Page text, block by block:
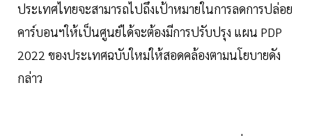
ประเทศไทยจะสามารถไปถึงเป้าหมายในการลดการปล่อย
คาร์บอนฯให้เป็นศูนย์ได้จะต้องมีการปรับปรุง แผน PDP
2022 ของประเทศฉบับใหม่ให้สอดคล้องตามนโยบายดัง
กล่าว